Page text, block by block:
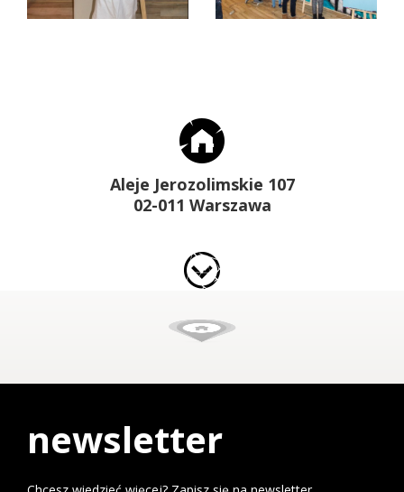
Aleje Jerozolimskie 107
02-011 Warszawa
newsletter